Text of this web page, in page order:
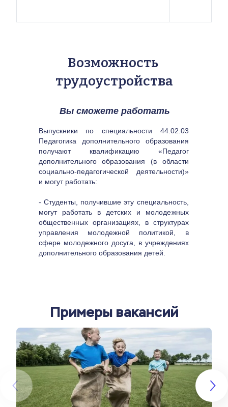
Возможность
трудоустройства
Вы сможете работать
Выпускники по специальности 44.02.03
Педагогика дополнительного образования
получают квалификацию «Педагог
дополнительного образования (в области
социально-педагогической деятельности)»
и могут работать:
- Студенты, получившие эту специальность,
могут работать в детских и молодежных
общественных организациях, в структурах
управления молодежной политикой, в
сфере молодежного досуга, в учреждениях
дополнительного образования детей.
Примеры вакансий